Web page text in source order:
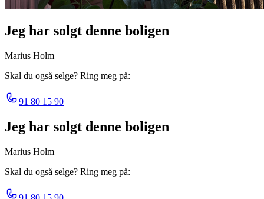
Jeg har solgt denne boligen
Marius Holm
Skal du også selge? Ring meg på:
91 80 15 90
Jeg har solgt denne boligen
Marius Holm
Skal du også selge? Ring meg på: